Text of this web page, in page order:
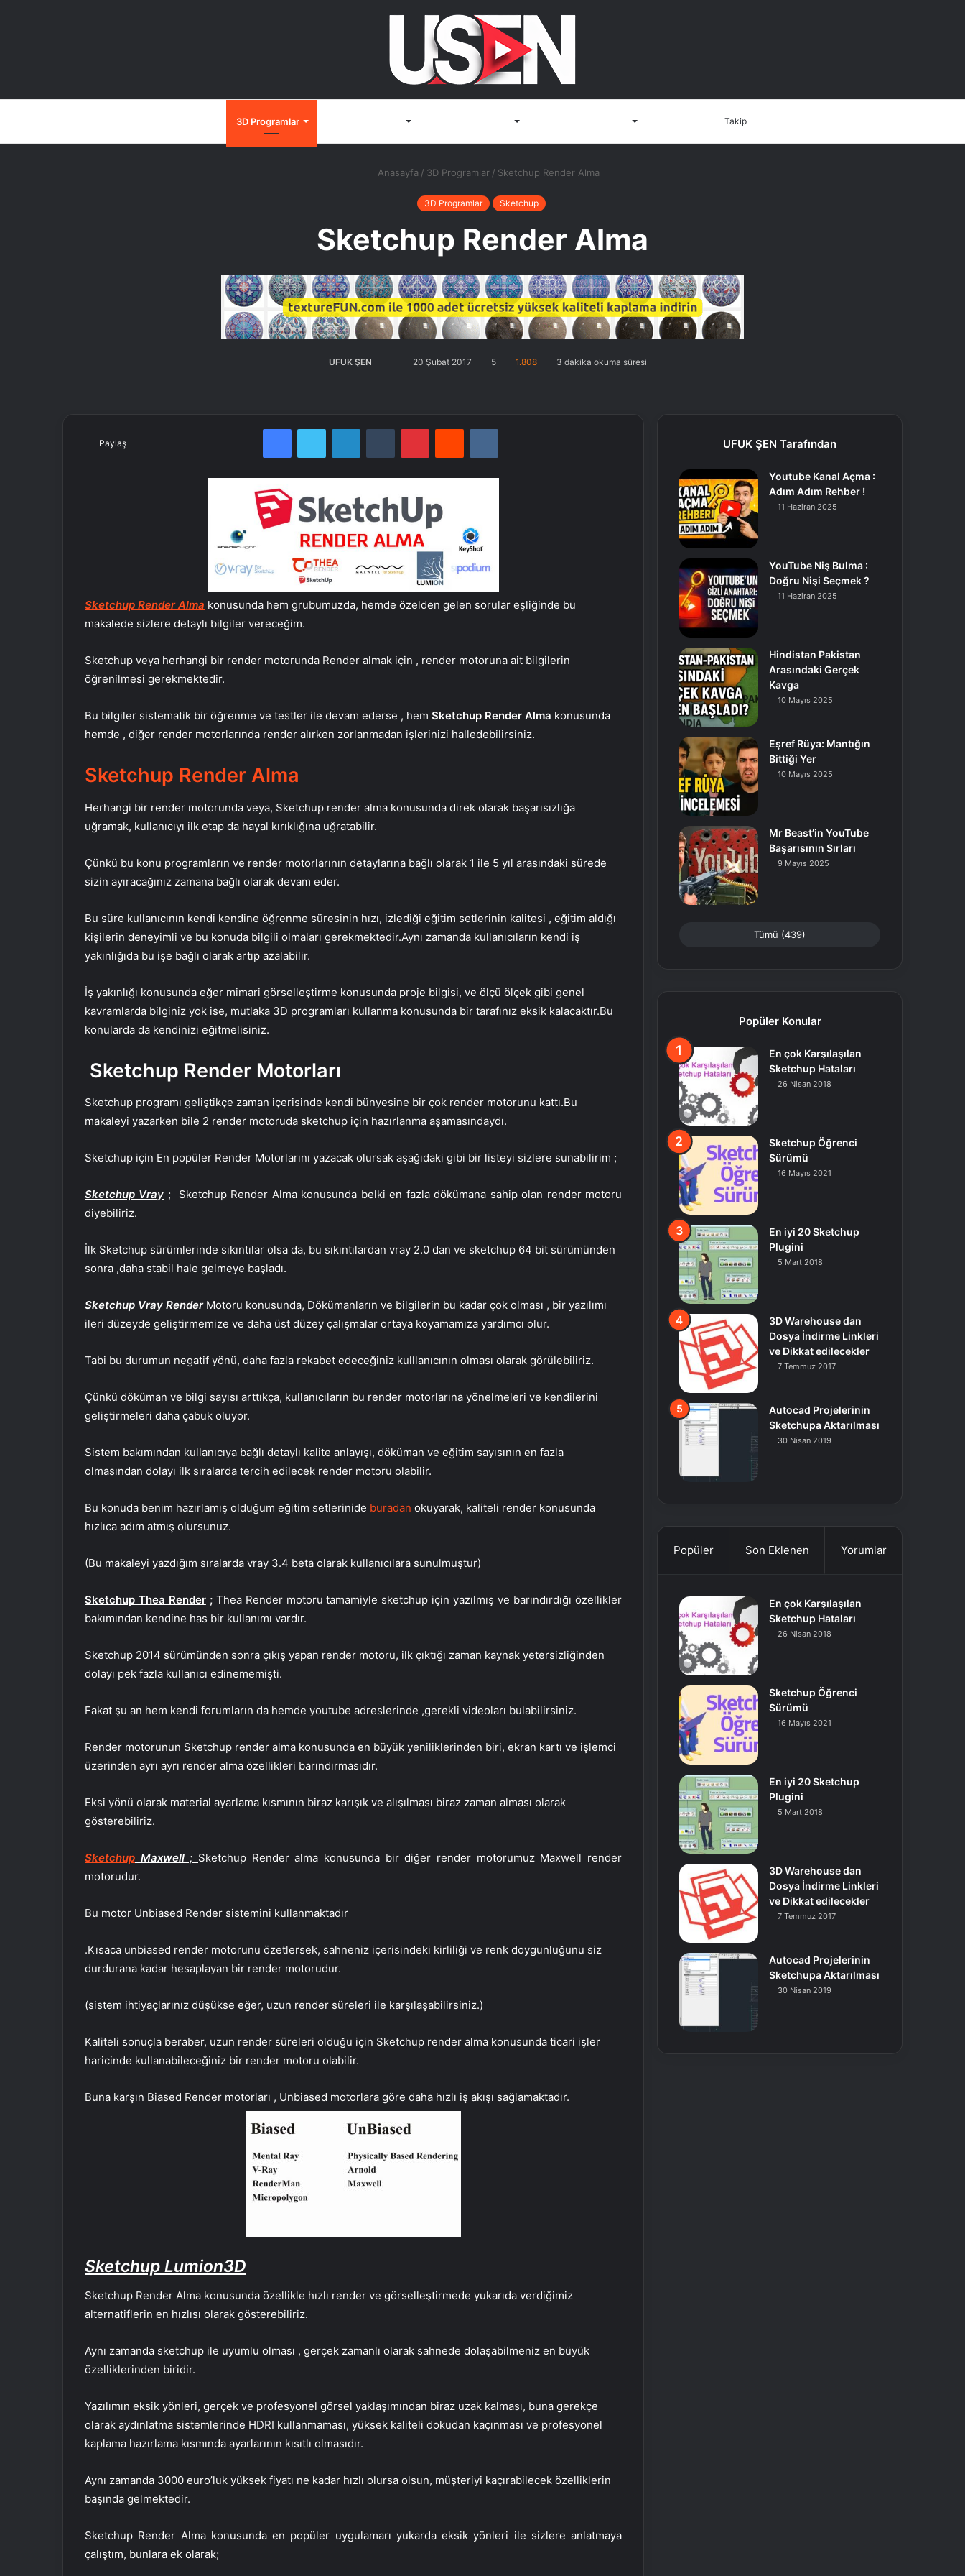
3D Programlar Takip
Anasayfa / 3D Programlar / Sketchup Render Alma
3D Programlar Sketchup
Sketchup Render Alma
UFUK ŞEN
Twitter'da20 Şubat 2017 5 1.808 3 dakika okuma süresi
Paylaş
Facebook Twitter LinkedIn Tumblr Pinterest Reddit VKontakte
Sketchup Render Alma konusunda hem grubumuzda, hemde özelden gelen sorular eşliğinde bu
makalede sizlere detaylı bilgiler vereceğim.
Sketchup veya herhangi bir render motorunda Render almak için , render motoruna ait bilgilerin
öğrenilmesi gerekmektedir.
Bu bilgiler sistematik bir öğrenme ve testler ile devam ederse , hem Sketchup Render Alma konusunda
hemde , diğer render motorlarında render alırken zorlanmadan işlerinizi halledebilirsiniz.
Sketchup Render Alma
Herhangi bir render motorunda veya, Sketchup render alma konusunda direk olarak başarısızlığa
uğramak, kullanıcıyı ilk etap da hayal kırıklığına uğratabilir.
Çünkü bu konu programların ve render motorlarının detaylarına bağlı olarak 1 ile 5 yıl arasındaki sürede
sizin ayıracağınız zamana bağlı olarak devam eder.
Bu süre kullanıcının kendi kendine öğrenme süresinin hızı, izlediği eğitim setlerinin kalitesi , eğitim aldığı
kişilerin deneyimli ve bu konuda bilgili olmaları gerekmektedir.Aynı zamanda kullanıcıların kendi iş
yakınlığıda bu işe bağlı olarak artıp azalabilir.
İş yakınlığı konusunda eğer mimari görselleştirme konusunda proje bilgisi, ve ölçü ölçek gibi genel
kavramlarda bilginiz yok ise, mutlaka 3D programları kullanma konusunda bir tarafınız eksik kalacaktır.Bu
konularda da kendinizi eğitmelisiniz.
Sketchup Render Motorları
Sketchup programı geliştikçe zaman içerisinde kendi bünyesine bir çok render motorunu kattı.Bu
makaleyi yazarken bile 2 render motoruda sketchup için hazırlanma aşamasındaydı.
Sketchup için En popüler Render Motorlarını yazacak olursak aşağıdaki gibi bir listeyi sizlere sunabilirim ;
Sketchup Vray ; Sketchup Render Alma konusunda belki en fazla dökümana sahip olan render motoru
diyebiliriz.
İlk Sketchup sürümlerinde sıkıntılar olsa da, bu sıkıntılardan vray 2.0 dan ve sketchup 64 bit sürümünden
sonra ,daha stabil hale gelmeye başladı.
Sketchup Vray RenderMotoru konusunda, Dökümanların ve bilgilerin bu kadar çok olması , bir yazılımı
ileri düzeyde geliştirmemize ve daha üst düzey çalışmalar ortaya koyamamıza yardımcı olur.
Tabi bu durumun negatif yönü, daha fazla rekabet edeceğiniz kulllanıcının olması olarak görülebiliriz.
Çünkü döküman ve bilgi sayısı arttıkça, kullanıcıların bu render motorlarına yönelmeleri ve kendilerini
geliştirmeleri daha çabuk oluyor.
Sistem bakımından kullanıcıya bağlı detaylı kalite anlayışı, döküman ve eğitim sayısının en fazla
olmasından dolayı ilk sıralarda tercih edilecek render motoru olabilir.
Bu konuda benim hazırlamış olduğum eğitim setlerinide buradan okuyarak, kaliteli render konusunda
hızlıca adım atmış olursunuz.
(Bu makaleyi yazdığım sıralarda vray 3.4 beta olarak kullanıcılara sunulmuştur)
Sketchup Thea Render; Thea Render motoru tamamiyle sketchup için yazılmış ve barındırdığı özellikler
bakımından kendine has bir kullanımı vardır.
Sketchup 2014 sürümünden sonra çıkış yapan render motoru, ilk çıktığı zaman kaynak yetersizliğinden
dolayı pek fazla kullanıcı edinememişti.
Fakat şu an hem kendi forumların da hemde youtube adreslerinde ,gerekli videoları bulabilirsiniz.
Render motorunun Sketchup render alma konusunda en büyük yeniliklerinden biri, ekran kartı ve işlemci
üzerinden ayrı ayrı render alma özellikleri barındırmasıdır.
Eksi yönü olarak material ayarlama kısmının biraz karışık ve alışılması biraz zaman alması olarak
gösterebiliriz.
Sketchup Maxwell ; Sketchup Render alma konusunda bir diğer render motorumuz Maxwell render
motorudur.
Bu motor Unbiased Render sistemini kullanmaktadır
.Kısaca unbiased render motorunu özetlersek, sahneniz içerisindeki kirliliği ve renk doygunluğunu siz
durdurana kadar hesaplayan bir render motorudur.
(sistem ihtiyaçlarınız düşükse eğer, uzun render süreleri ile karşılaşabilirsiniz.)
Kaliteli sonuçla beraber, uzun render süreleri olduğu için Sketchup render alma konusunda ticari işler
haricinde kullanabileceğiniz bir render motoru olabilir.
Buna karşın Biased Render motorları , Unbiased motorlara göre daha hızlı iş akışı sağlamaktadır.
Sketchup Lumion3D
Sketchup Render Alma konusunda özellikle hızlı render ve görselleştirmede yukarıda verdiğimiz
alternatiflerin en hızlısı olarak gösterebiliriz.
Aynı zamanda sketchup ile uyumlu olması , gerçek zamanlı olarak sahnede dolaşabilmeniz en büyük
özelliklerinden biridir.
Yazılımın eksik yönleri, gerçek ve profesyonel görsel yaklaşımından biraz uzak kalması, buna gerekçe
olarak aydınlatma sistemlerinde HDRI kullanmaması, yüksek kaliteli dokudan kaçınması ve profesyonel
kaplama hazırlama kısmında ayarlarının kısıtlı olmasıdır.
Aynı zamanda 3000 euro’luk yüksek fiyatı ne kadar hızlı olursa olsun, müşteriyi kaçırabilecek özelliklerin
başında gelmektedir.
Sketchup Render Alma konusunda en popüler uygulamarı yukarda eksik yönleri ile sizlere anlatmaya
çalıştım, bunlara ek olarak;
UFUK ŞEN Tarafından
Youtube Kanal Açma :
Adım Adım Rehber !
11 Haziran 2025
YouTube Niş Bulma :
Doğru Nişi Seçmek ?
11 Haziran 2025
Hindistan Pakistan
Arasındaki Gerçek
Kavga
10 Mayıs 2025
Eşref Rüya: Mantığın
Bittiği Yer
10 Mayıs 2025
Mr Beast’in YouTube
Başarısının Sırları
9 Mayıs 2025
Tümü (439)
Popüler Konular
En çok Karşılaşılan
Sketchup Hataları
26 Nisan 2018
Sketchup Öğrenci
Sürümü
16 Mayıs 2021
En iyi 20 Sketchup
Plugini
5 Mart 2018
3D Warehouse dan
Dosya İndirme Linkleri
ve Dikkat edilecekler
7 Temmuz 2017
Autocad Projelerinin
Sketchupa Aktarılması
30 Nisan 2019
Popüler Son Eklenen Yorumlar
En çok Karşılaşılan
Sketchup Hataları
26 Nisan 2018
Sketchup Öğrenci
Sürümü
16 Mayıs 2021
En iyi 20 Sketchup
Plugini
5 Mart 2018
3D Warehouse dan
Dosya İndirme Linkleri
ve Dikkat edilecekler
7 Temmuz 2017
Autocad Projelerinin
Sketchupa Aktarılması
30 Nisan 2019